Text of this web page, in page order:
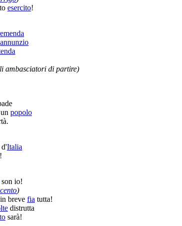
esercito!
annunzio
ambasciatori di partire)
un popolo
.
d'Italia
!
son io!
)
breve fia tutta!
distrutta
sarà!